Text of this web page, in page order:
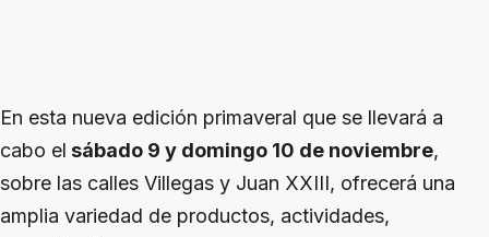
En esta nueva edición primaveral que se llevará a
cabo el sábado 9 y domingo 10 de noviembre,
sobre las calles Villegas y Juan XXIII, ofrecerá una
amplia variedad de productos, actividades,